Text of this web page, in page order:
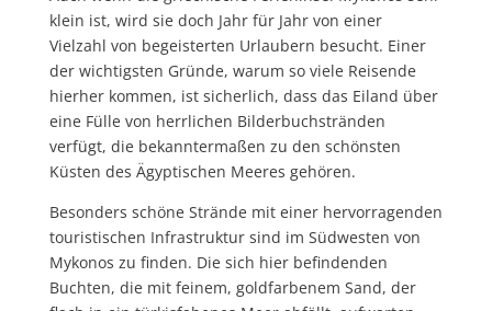
klein ist, wird sie doch Jahr für Jahr von einer
Vielzahl von begeisterten Urlaubern besucht. Einer
der wichtigsten Gründe, warum so viele Reisende
hierher kommen, ist sicherlich, dass das Eiland über
eine Fülle von herrlichen Bilderbuchstränden
verfügt, die bekanntermaßen zu den schönsten
Küsten des Ägyptischen Meeres gehören.
Besonders schöne Strände mit einer hervorragenden
touristischen Infrastruktur sind im Südwesten von
Mykonos zu finden. Die sich hier befindenden
Buchten, die mit feinem, goldfarbenem Sand, der